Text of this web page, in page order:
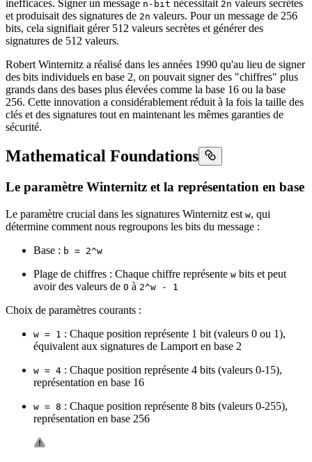
inefficaces. Signer un message n-bit nécessitait 2n valeurs secrètes
et produisait des signatures de 2n valeurs. Pour un message de 256
bits, cela signifiait gérer 512 valeurs secrètes et générer des
signatures de 512 valeurs.
Robert Winternitz a réalisé dans les années 1990 qu'au lieu de signer
des bits individuels en base 2, on pouvait signer des "chiffres" plus
grands dans des bases plus élevées comme la base 16 ou la base
256. Cette innovation a considérablement réduit à la fois la taille des
clés et des signatures tout en maintenant les mêmes garanties de
sécurité.
Mathematical Foundations
Le paramètre Winternitz et la représentation en base
Le paramètre crucial dans les signatures Winternitz est w, qui
détermine comment nous regroupons les bits du message :
Base : b = 2^w
Plage de chiffres : Chaque chiffre représente w bits et peut
avoir des valeurs de 0 à 2^w - 1
Choix de paramètres courants :
w = 1 : Chaque position représente 1 bit (valeurs 0 ou 1),
équivalent aux signatures de Lamport en base 2
w = 4 : Chaque position représente 4 bits (valeurs 0-15),
représentation en base 16
w = 8 : Chaque position représente 8 bits (valeurs 0-255),
représentation en base 256